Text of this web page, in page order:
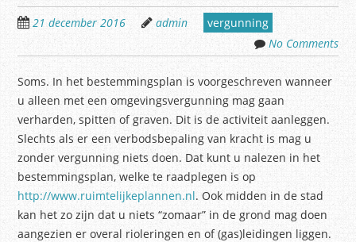
21 december 2016 admin
vergunning
No Comments
Soms. In het bestemmingsplan is voorgeschreven wanneer
u alleen met een omgevingsvergunning mag gaan
verharden, spitten of graven. Dit is de activiteit aanleggen.
Slechts als er een verbodsbepaling van kracht is mag u
zonder vergunning niets doen. Dat kunt u nalezen in het
bestemmingsplan, welke te raadplegen is op
http://www.ruimtelijkeplannen.nl. Ook midden in de stad
kan het zo zijn dat u niets “zomaar” in de grond mag doen
aangezien er overal rioleringen en of (gas)leidingen liggen.